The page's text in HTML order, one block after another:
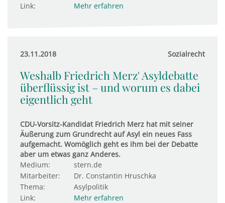
Link:
Mehr erfahren
23.11.2018 Sozialrecht
Weshalb Friedrich Merz' Asyldebatte
überflüssig ist – und worum es dabei
eigentlich geht
CDU-Vorsitz-Kandidat Friedrich Merz hat mit seiner
Äußerung zum Grundrecht auf Asyl ein neues Fass
aufgemacht. Womöglich geht es ihm bei der Debatte
aber um etwas ganz Anderes.
Medium:
stern.de
Mitarbeiter:
Dr. Constantin Hruschka
Thema:
Asylpolitik
Link:
Mehr erfahren